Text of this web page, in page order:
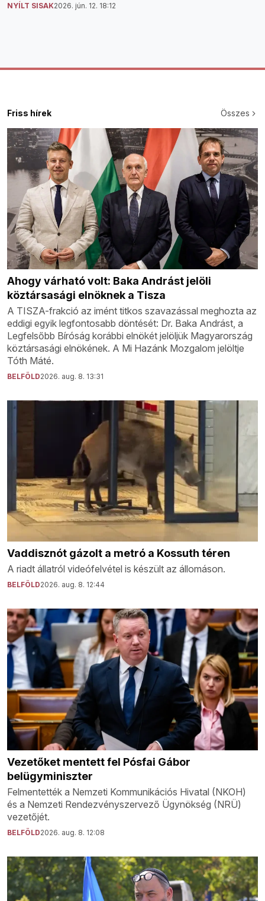
NYÍLT SISAK2026. jún. 12. 18:12
Friss hírek Összes
Ahogy várható volt: Baka Andrást jelöli
köztársasági elnöknek a Tisza
A TISZA-frakció az imént titkos szavazással meghozta az
eddigi egyik legfontosabb döntését: Dr. Baka Andrást, a
Legfelsőbb Bíróság korábbi elnökét jelöljük Magyarország
köztársasági elnökének. A Mi Hazánk Mozgalom jelöltje
Tóth Máté.
BELFÖLD2026. aug. 8. 13:31
Vaddisznót gázolt a metró a Kossuth téren
A riadt állatról videófelvétel is készült az állomáson.
BELFÖLD2026. aug. 8. 12:44
Vezetőket mentett fel Pósfai Gábor
belügyminiszter
Felmentették a Nemzeti Kommunikációs Hivatal (NKOH)
és a Nemzeti Rendezvényszervező Ügynökség (NRÜ)
vezetőjét.
BELFÖLD2026. aug. 8. 12:08